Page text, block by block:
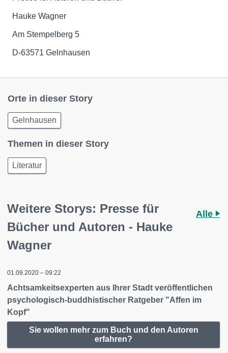
Hauke Wagner
Am Stempelberg 5
D-63571 Gelnhausen
Orte in dieser Story
Gelnhausen
Themen in dieser Story
Literatur
Weitere Storys: Presse für
Bücher und Autoren - Hauke
Wagner
Alle
01.09.2020 – 09:22
Achtsamkeitsexperten aus Ihrer Stadt veröffentlichen
psychologisch-buddhistischer Ratgeber "Affen im
Kopf"
Sie wollen mehr zum Buch und den Autoren
erfahren?